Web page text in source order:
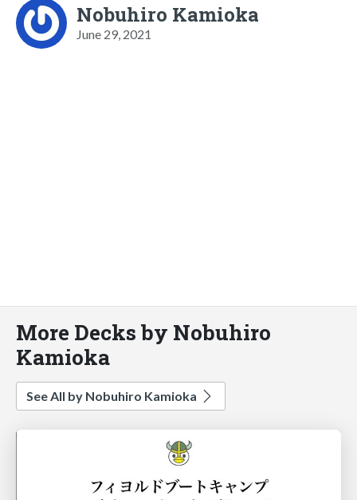
Nobuhiro Kamioka
June 29, 2021
More Decks by Nobuhiro
Kamioka
See All by Nobuhiro Kamioka